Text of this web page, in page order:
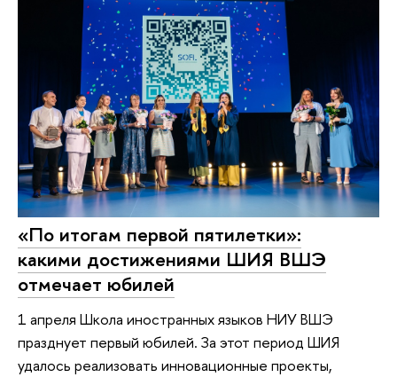
«По итогам первой пятилетки»:
какими достижениями ШИЯ ВШЭ
отмечает юбилей
1 апреля Школа иностранных языков НИУ ВШЭ
празднует первый юбилей. За этот период ШИЯ
удалось реализовать инновационные проекты,